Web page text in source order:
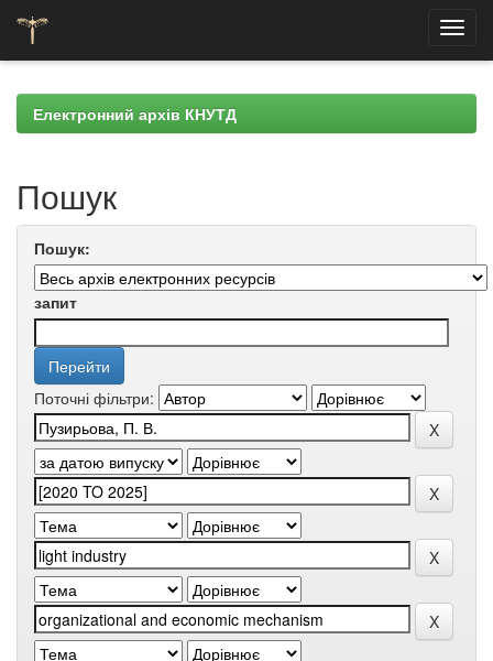
navigationЕлектронний архів КНУТД
Пошук
Пошук:
запит
Поточні фільтри: